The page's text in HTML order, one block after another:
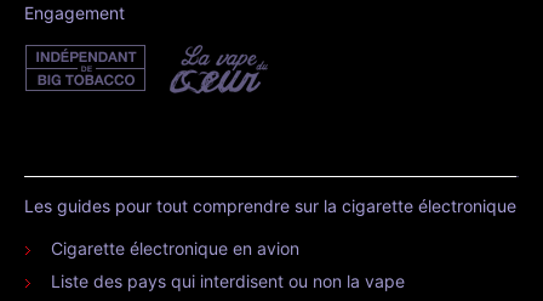
Engagement
Les guides pour tout comprendre sur la cigarette électronique
Cigarette électronique en avion
Liste des pays qui interdisent ou non la vape